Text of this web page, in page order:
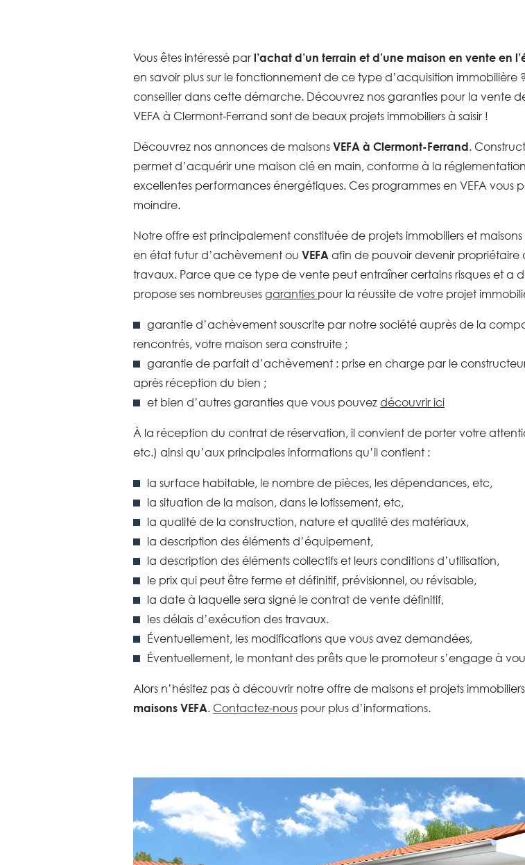
Vous êtes intéressé par l’achat d’un terrain et d’une maison en vente en
en savoir plus sur le fonctionnement de ce type d’acquisition immobilière
conseiller dans cette démarche. Découvrez nos garanties pour la vente
VEFA à Clermont-Ferrand sont de beaux projets immobiliers à saisir !
Découvrez nos annonces de maisons VEFA à Clermont-Ferrand.
permet d’acquérir une maison clé en main, conforme à la
excellentes performances énergétiques. Ces programmes en VEFA
moindre.
Notre offre est principalement constituée de projets immobiliers et
en état futur d’achèvement ou VEFA afin de pouvoir devenir propriétaire
travaux. Parce que ce type de vente peut entraîner certains risques et a
propose ses nombreuses garanties pour la réussite de votre projet
garantie d’achèvement souscrite par notre société auprès de la
rencontrés, votre maison sera construite ;
garantie de parfait d’achèvement : prise en charge par le
après réception du bien ;
et bien d’autres garanties que vous pouvez découvrir ici
À la réception du contrat de réservation, il convient de porter votre
etc.) ainsi qu’aux principales informations qu’il contient :
la surface habitable, le nombre de pièces, les dépendances, etc,
la situation de la maison, dans le lotissement, etc,
la qualité de la construction, nature et qualité des matériaux,
la description des éléments d’équipement,
la description des éléments collectifs et leurs conditions d’utilisation,
le prix qui peut être ferme et définitif, prévisionnel, ou révisable,
la date à laquelle sera signé le contrat de vente définitif,
les délais d’exécution des travaux.
Éventuellement, les modifications que vous avez demandées,
Éventuellement, le montant des prêts que le promoteur s’engage à
Alors n’hésitez pas à découvrir notre offre de maisons et projets immobiliers
maisons VEFA. Contactez-nous pour plus d’informations.